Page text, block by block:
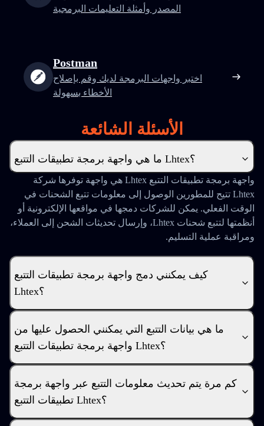
المصدر وأمثلة التعليمات البرمجية
Postman
اختبر واجهات البرمجة لديك وقم بإصلاح
الأخطاء بسهولة
الأسئلة الشائعة
ما هي واجهة برمجة تطبيقات التتبع Lhtex؟
واجهة برمجة تطبيقات التتبع Lhtex هي واجهة توفرها شركة
Lhtex تتيح للمطورين الوصول إلى معلومات تتبع الشحنات في
الوقت الفعلي. يمكن للشركات دمجها في مواقعها الإلكترونية أو
أنظمتها لتتبع شحنات Lhtex، وإرسال تحديثات الشحن إلى العملاء،
ومراقبة عملية التسليم.
كيف يمكنني دمج واجهة برمجة تطبيقات التتبع
Lhtex؟
ما هي بيانات التتبع التي يمكنني الحصول عليها من
واجهة برمجة تطبيقات التتبع Lhtex؟
كم مرة يتم تحديث معلومات التتبع عبر واجهة برمجة
تطبيقات التتبع Lhtex؟